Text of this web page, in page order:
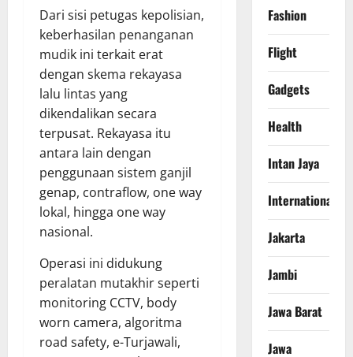
Dari sisi petugas kepolisian,
keberhasilan penanganan
mudik ini terkait erat
dengan skema rekayasa
lalu lintas yang
dikendalikan secara
terpusat. Rekayasa itu
antara lain dengan
penggunaan sistem ganjil
genap, contraflow, one way
lokal, hingga one way
nasional.
Operasi ini didukung
peralatan mutakhir seperti
monitoring CCTV, body
worn camera, algoritma
road safety, e-Turjawali,
Fashion
Flight
Gadgets
Health
Intan Jaya
International
Jakarta
Jambi
Jawa Barat
Jawa